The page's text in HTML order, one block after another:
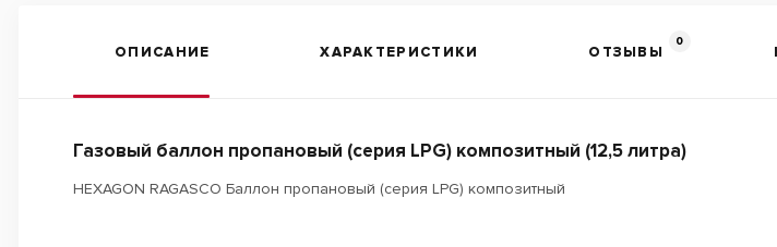
ОПИСАНИЕ ХАРАКТЕРИСТИКИ ОТЗЫВЫ
0
Газовый баллон пропановый (серия LPG) композитный (12,5 литра)
HEXAGON RAGASCO Баллон пропановый (серия LPG) композитный